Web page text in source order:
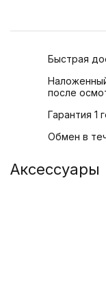
Быстрая
после
Гарантия 1
Обмен в
Аксессуары